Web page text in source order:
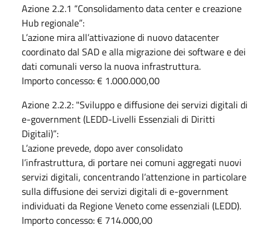
Azione 2.2.1 “Consolidamento data center e creazione
Hub regionale”:
L’azione mira all’attivazione di nuovo datacenter
coordinato dal SAD e alla migrazione dei software e dei
dati comunali verso la nuova infrastruttura.
Importo concesso: € 1.000.000,00
Azione 2.2.2: "Sviluppo e diffusione dei servizi digitali di
e-government (LEDD-Livelli Essenziali di Diritti
Digitali)”:
L’azione prevede, dopo aver consolidato
l’infrastruttura, di portare nei comuni aggregati nuovi
servizi digitali, concentrando l’attenzione in particolare
sulla diffusione dei servizi digitali di e-government
individuati da Regione Veneto come essenziali (LEDD).
Importo concesso: € 714.000,00